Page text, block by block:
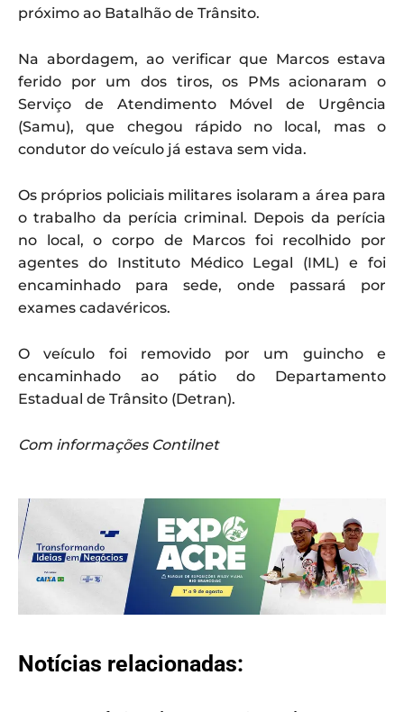
próximo ao Batalhão de Trânsito.
Na abordagem, ao verificar que Marcos estava
ferido por um dos tiros, os PMs acionaram o
Serviço de Atendimento Móvel de Urgência
(Samu), que chegou rápido no local, mas o
condutor do veículo já estava sem vida.
Os próprios policiais militares isolaram a área para
o trabalho da perícia criminal. Depois da perícia
no local, o corpo de Marcos foi recolhido por
agentes do Instituto Médico Legal (IML) e foi
encaminhado para sede, onde passará por
exames cadavéricos.
O veículo foi removido por um guincho e
encaminhado ao pátio do Departamento
Estadual de Trânsito (Detran).
Com informações Contilnet
Notícias relacionadas: